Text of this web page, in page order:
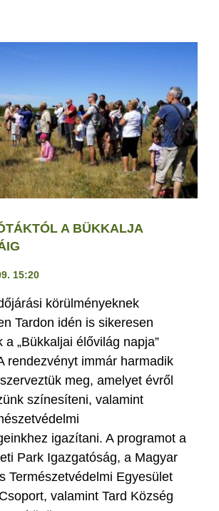
A BÜKKALJA
15:20
körülményeknek
Tardon idén is sikeresen
a „Bükkaljai élővilág napja”
rendezvényt immár harmadik
meg, amelyet évről
színesíteni, valamint
igazítani. A programot a
Park Igazgatóság, a Magyar
Természetvédelmi Egyesület
valamint Tard Község